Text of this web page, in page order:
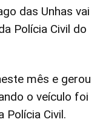
das Unhas vai
Polícia Civil do
mês e gerou
o veículo foi
Polícia Civil.